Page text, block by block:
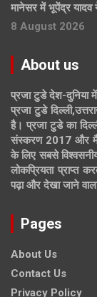
मानेसर में भूपेंद्र यादव
8 August 2026
About us
प्रजा टुडे देश-दुनिया
प्रजा टुडे
है। प्रजा टुडे का
संस्करण 2017 और
के लिए सबसे
लोकप्रियता प्राप्त
पढ़ा और देखा जाने
Pages
About Us
Contact Us
Privacy Policy